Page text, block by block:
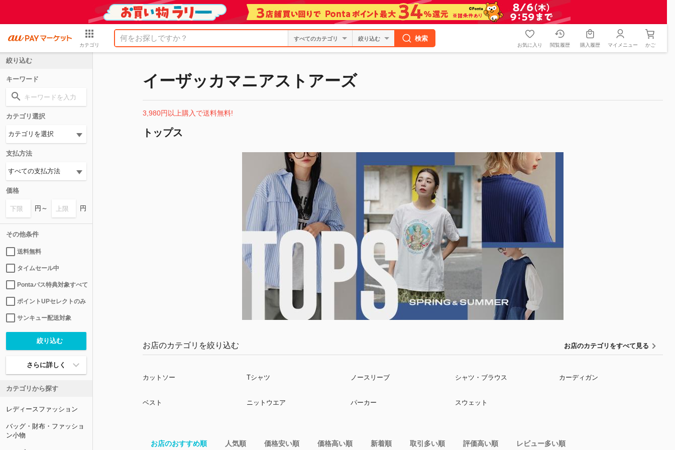
カテゴリ
絞り込む 検索
お気に入り 閲覧履歴 購入履歴 マイメニュー かご
イーザッカマニアストアーズ
3,980円以上購入で送料無料!
トップス
お店のカテゴリを絞り込む お店のカテゴリをすべて見る
カットソー Tシャツ ノースリーブ シャツ・ブラウス カーディガン
ベスト ニットウエア パーカー スウェット
お店のおすすめ順 人気順 価格安い順 価格高い順 新着順 取引多い順 評価高い順 レビュー多い順
絞り込む
キーワード
カテゴリ選択
支払方法
価格
円～ 円
その他条件
送料無料
タイムセール中
Pontaパス特典対象すべて
ポイントUPセレクトのみ
サンキュー配送対象
さらに詳しく
カテゴリから探す
レディースファッション
バッグ・財布・ファッショ
ン小物